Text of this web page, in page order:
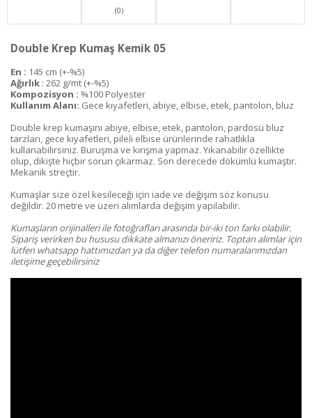
(0)
Double Krep Kumaş Kemik 05
En : 145 cm (+-%5)
Ağırlık : 262 g/mt (+-%5)
Kompozisyon : %100 Polyester
Kullanım Alanı: Gece kıyafetleri, abiye, elbise, etek, pantolon, bluz
Double krep kumaşını abiye, elbise, etek, pantolon, pardösü bluz
tarzları, gece kıyafetleri, pileli elbise ürünlerinde rahatlıkla
kullanabilirsiniz. Buruşma ve kırışma yapmaz. Yıkanabilir özellikte
olup, dikişte hiçbir sorun çıkarmaz. Son derecede dökümlü kumaştır.
Mekanik streçtir.
Kumaşlar size özel kesileceği için iade ve değişim söz konusu
değildir. 20 metre ve üzeri alımlarda değişim yapılabilir.
Kumaşların orijinalleri ile fotoğrafları arasında bir-iki ton farkı olabilir.
Sipariş verirken bu hususu dikkate almanızı öneririz. Toptan alımlar için
lütfen whatsapp hattımızdan ya da diğer telefon numaralarımızdan
iletişime geçebilirsiniz